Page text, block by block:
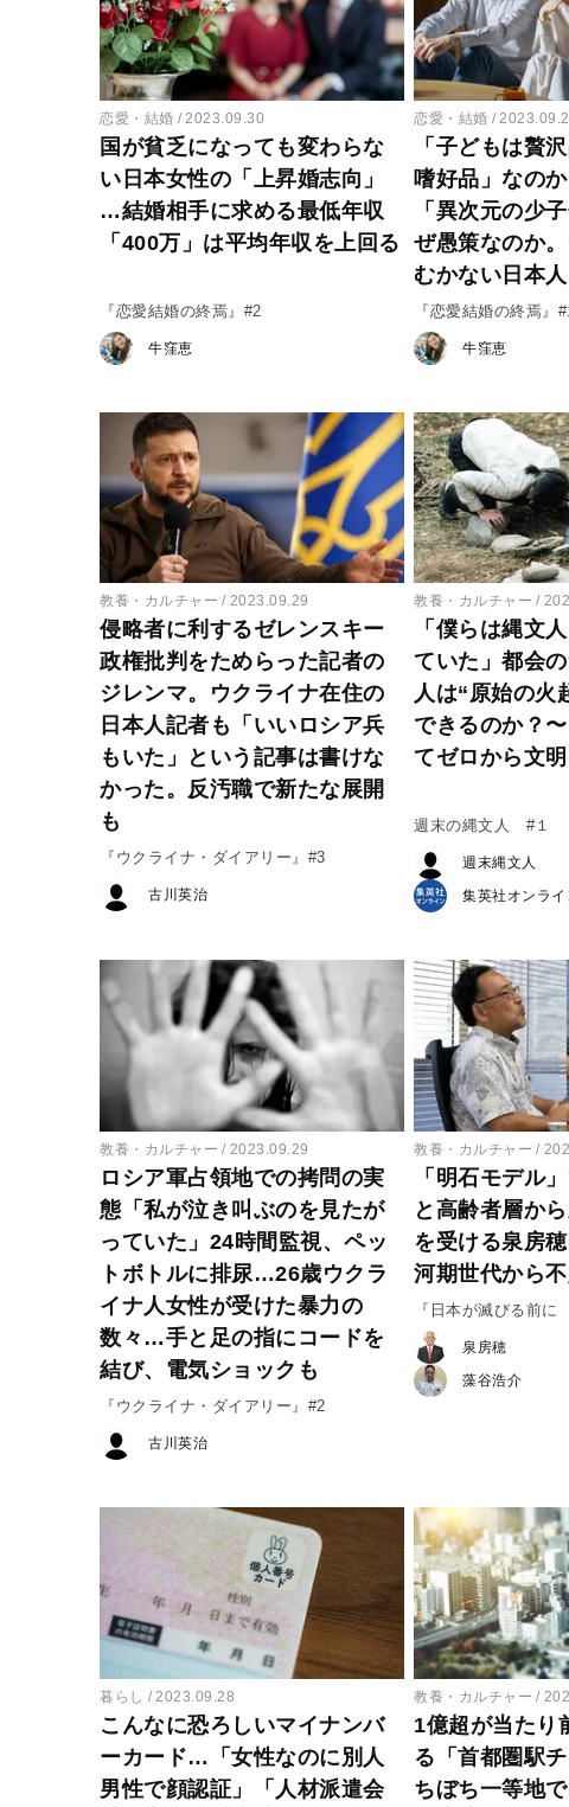
恋愛・結婚 2023.09.30
国が貧乏になっても変わらな
い日本女性の「上昇婚志向」
…結婚相手に求める最低年収
「400万」は平均年収を上回る
『恋愛結婚の終焉』#2
牛窪恵
恋愛・結婚
「子どもは贅
嗜好品」なの
「異次元の少
ぜ愚策なのか
むかない日本人
『恋愛結婚の終焉』
牛窪恵
教養・カルチャー 2023.09.29
侵略者に利するゼレンスキー
政権批判をためらった記者の
ジレンマ。ウクライナ在住の
日本人記者も「いいロシア兵
もいた」という記事は書けな
かった。反汚職で新たな展開
も
『ウクライナ・ダイアリー』#3
古川英治
教養・カルチャー
「僕らは縄文
ていた」都会
人は“原始の火
できるのか？
てゼロから文
週末の縄文人 #１
週末縄文人
集英社オンラ
教養・カルチャー 2023.09.29
ロシア軍占領地での拷問の実
態「私が泣き叫ぶのを見たが
っていた」24時間監視、ペッ
トボトルに排尿…26歳ウクラ
イナ人女性が受けた暴力の
数々…手と足の指にコードを
結び、電気ショックも
『ウクライナ・ダイアリー』#2
古川英治
教養・カルチャー
「明石モデル
と高齢者層か
を受ける泉房
河期世代から
『日本が滅びる前
国家の未来』#2
泉房穂
藻谷浩介
暮らし 2023.09.28
こんなに恐ろしいマイナンバ
ーカード…「女性なのに別人
男性で顔認証」「人材派遣会
教養・カルチャー
1億超が当たり
る「首都圏駅
ちぼち一等地